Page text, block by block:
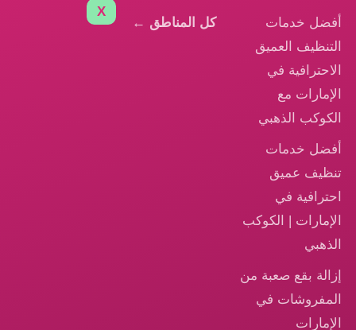
أفضل خدمات
التنظيف العميق
الاحترافية في
الإمارات مع
الكوكب الذهبي
أفضل خدمات
تنظيف عميق
احترافية في
الإمارات | الكوكب
الذهبي
إزالة بقع صعبة من
المفروشات في
الإمارات
كل المناطق ←
X